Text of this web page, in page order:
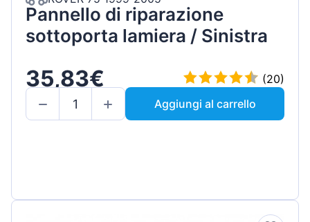
Pannello di riparazione
sottoporta lamiera / Sinistra
35,83€
(20)
Aggiungi al carrello